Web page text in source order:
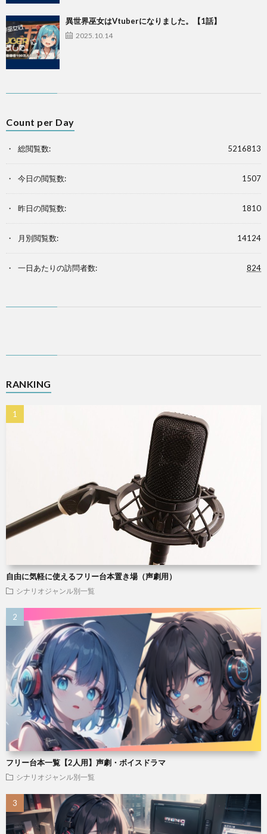
異世界巫女はVtuberになりました。【1話】
2025.10.14
Count per Day
5216813
総閲覧数:
1507
今日の閲覧数:
1810
昨日の閲覧数:
14124
月別閲覧数:
824
一日あたりの訪問者数:
RANKING
自由に気軽に使えるフリー台本置き場（声劇用）
シナリオジャンル別一覧
フリー台本一覧【2人用】声劇・ボイスドラマ
シナリオジャンル別一覧